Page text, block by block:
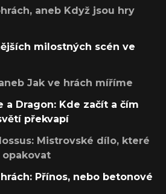
aneb Když jsou hry
milostných scén ve
Jak ve hrách míříme
a Dragon: Kde začít a čím
překvapí
Mistrovské dílo, které
Přínos, nebo betonové